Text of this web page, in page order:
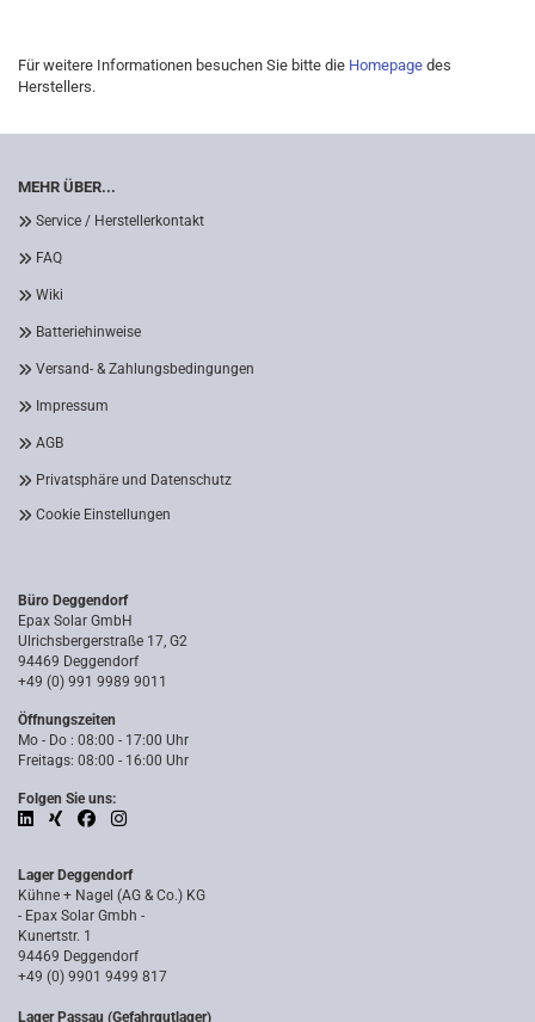
Für weitere Informationen besuchen Sie bitte die Homepage des
Herstellers.
MEHR ÜBER...
Service / Herstellerkontakt
FAQ
Wiki
Batteriehinweise
Versand- & Zahlungsbedingungen
Impressum
AGB
Privatsphäre und Datenschutz
Cookie Einstellungen
Büro Deggendorf
Epax Solar GmbH
Ulrichsbergerstraße 17, G2
94469 Deggendorf
+49 (0) 991 9989 9011
Öffnungszeiten
Mo - Do : 08:00 - 17:00 Uhr
Freitags: 08:00 - 16:00 Uhr
Folgen Sie uns:
Lager Deggendorf
Kühne + Nagel (AG & Co.) KG
- Epax Solar Gmbh -
Kunertstr. 1
94469 Deggendorf
+49 (0) 9901 9499 817
Lager Passau (Gefahrgutlager)